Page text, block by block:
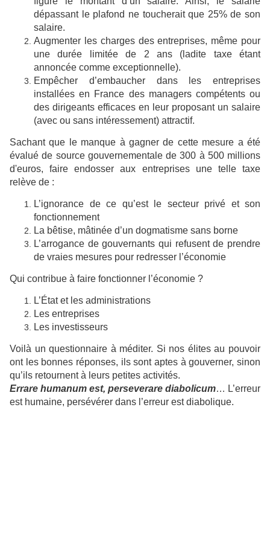
dépassant le plafond ne toucherait que 25% de son
salaire.
Augmenter les charges des entreprises, même pour
une durée limitée de 2 ans (ladite taxe étant
annoncée comme exceptionnelle).
Empêcher d’embaucher dans les entreprises
installées en France des managers compétents ou
des dirigeants efficaces en leur proposant un salaire
(avec ou sans intéressement) attractif.
Sachant que le manque à gagner de cette mesure a été
évalué de source gouvernementale de 300 à 500 millions
d'euros, faire endosser aux entreprises une telle taxe
relève de :
L’ignorance de ce qu’est le secteur privé et son
fonctionnement
La bêtise, mâtinée d’un dogmatisme sans borne
L’arrogance de gouvernants qui refusent de prendre
de vraies mesures pour redresser l’économie
Qui contribue à faire fonctionner l’économie ?
L’État et les administrations
Les entreprises
Les investisseurs
Voilà un questionnaire à méditer. Si nos élites au pouvoir
ont les bonnes réponses, ils sont aptes à gouverner, sinon
qu’ils retournent à leurs petites activités.
Errare humanum est, perseverare diabolicum… L’erreur
est humaine, persévérer dans l’erreur est diabolique.